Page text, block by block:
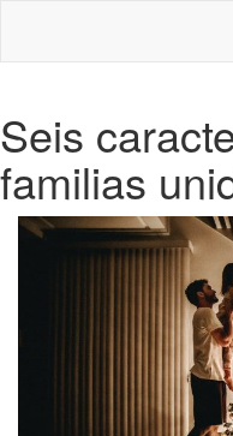
Seis
familias